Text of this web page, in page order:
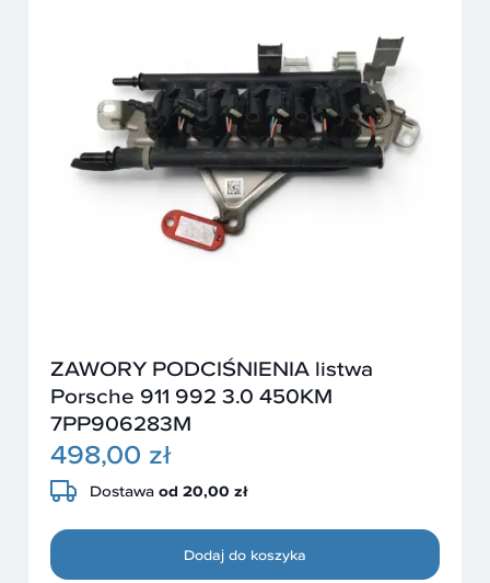
ZAWORY PODCIŚNIENIA listwa
Porsche 911 992 3.0 450KM
7PP906283M
498,00 zł
Dostawa od 20,00 zł
Dodaj do koszyka